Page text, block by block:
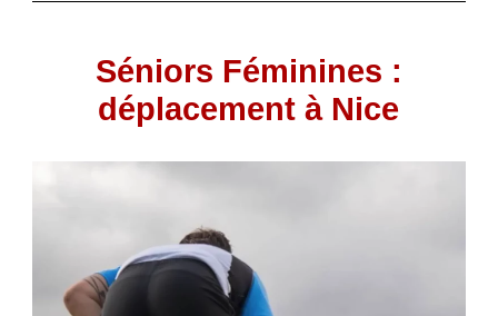
Séniors Féminines :
déplacement à Nice